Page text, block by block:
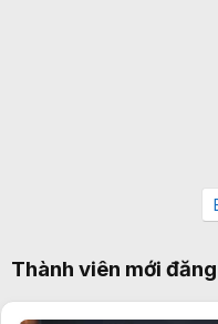
Thành viên mới đăng